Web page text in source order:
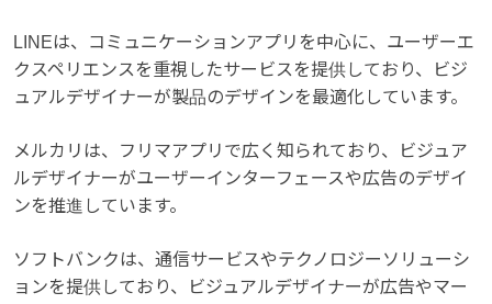
LINEは、コミュニケーションアプリを中心に、ユーザーエ
クスペリエンスを重視したサービスを提供しており、ビジ
ュアルデザイナーが製品のデザインを最適化しています。
メルカリは、フリマアプリで広く知られており、ビジュア
ルデザイナーがユーザーインターフェースや広告のデザイ
ンを推進しています。
ソフトバンクは、通信サービスやテクノロジーソリューシ
ョンを提供しており、ビジュアルデザイナーが広告やマー